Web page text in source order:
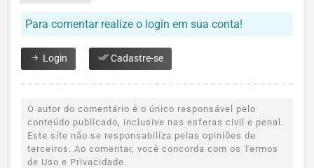
Para comentar realize o login em sua conta!
Login Cadastre-se
O autor do comentário é o único responsável pelo
conteúdo publicado, inclusive nas esferas civil e penal.
Este site não se responsabiliza pelas opiniões de
terceiros. Ao comentar, você concorda com os Termos
de Uso e Privacidade.